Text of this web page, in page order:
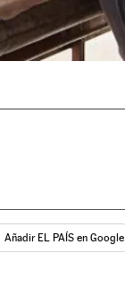
Añadir EL PAÍS en Google